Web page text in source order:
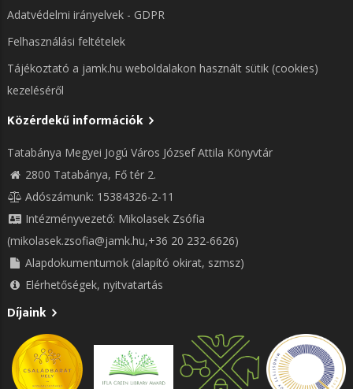
Adatvédelmi irányelvek - GDPR
Felhasználási feltételek
Tájékoztató a jamk.hu weboldalakon használt sütik (cookies)
kezeléséről
Közérdekű információk
Tatabánya Megyei Jogú Város József Attila Könyvtár
2800 Tatabánya, Fő tér 2.
Adószámunk: 15384326-2-11
Intézményvezető: Mikolasek Zsófia
(mikolasek.zsofia@jamk.hu,+36 20 232-6626)
Alapdokumentumok (alapító okirat, szmsz)
Elérhetőségek, nyitvatartás
Díjaink